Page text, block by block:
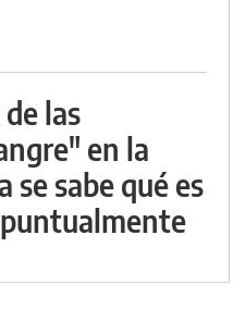
las
en la
sabe qué es